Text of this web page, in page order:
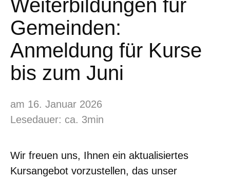
Weiterbildungen für
Gemeinden:
Anmeldung für Kurse
bis zum Juni
am 16. Januar 2026
Lesedauer: ca. 3min
Wir freuen uns, Ihnen ein aktualisiertes
Kursangebot vorzustellen, das unser